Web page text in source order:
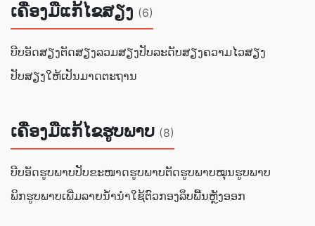
ເຄື່ອງມືແກ້ໄຂສຽງ (6)
ບີບອັດສຽງຕັດສຽງລວມສຽງປັບລະດັບສຽງຄວາມໄວສຽງ
ປັບສຽງໃຫ້ເປັນມາດຕະຖານ
ເຄື່ອງມືແກ້ໄຂຮູບພາບ (8)
ບີບອັດຮູບພາບປັບຂະໜາດຮູບພາບຕັດຮູບພາບໝຸນຮູບພາບ
ພິກຮູບພາບເພີ່ມລາຍນ້ຳນຳໃຊ້ຕົວກອງລຶບພື້ນຫຼັງອອກ